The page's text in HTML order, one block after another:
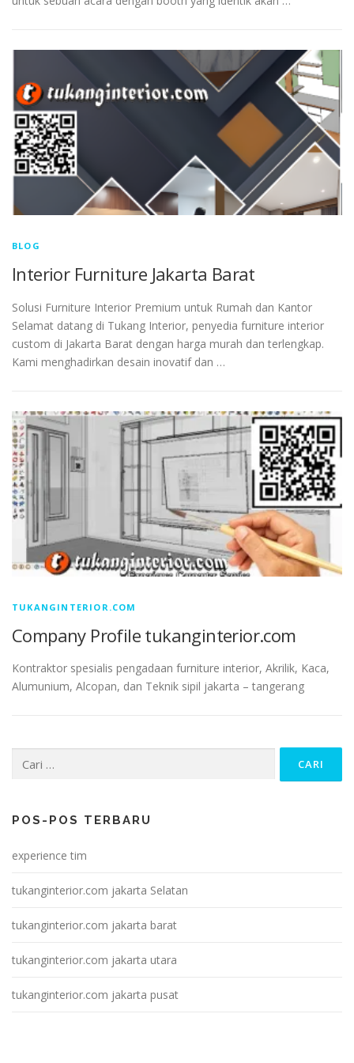
BLOG
Interior Furniture Jakarta Barat
Solusi Furniture Interior Premium untuk Rumah dan Kantor
Selamat datang di Tukang Interior, penyedia furniture interior
custom di Jakarta Barat dengan harga murah dan terlengkap.
Kami menghadirkan desain inovatif dan …
TUKANGINTERIOR.COM
Company Profile tukanginterior.com
Kontraktor spesialis pengadaan furniture interior, Akrilik, Kaca,
Alumunium, Alcopan, dan Teknik sipil jakarta – tangerang
POS-POS TERBARU
experience tim
tukanginterior.com jakarta Selatan
tukanginterior.com jakarta barat
tukanginterior.com jakarta utara
tukanginterior.com jakarta pusat